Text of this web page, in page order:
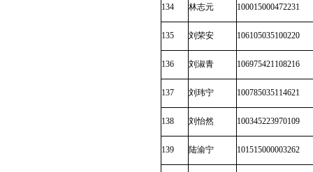
134 林志元 100015000472231
135 刘荣安 106105035100220
136 刘淑青 106975421108216
137 刘玮宁 100785035114621
138 刘怡然 100345223970109
139 陆渝宁 101515000003262